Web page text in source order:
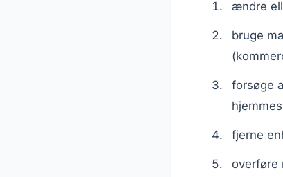
ændre
bruge
forsøge
fjerne
overføre